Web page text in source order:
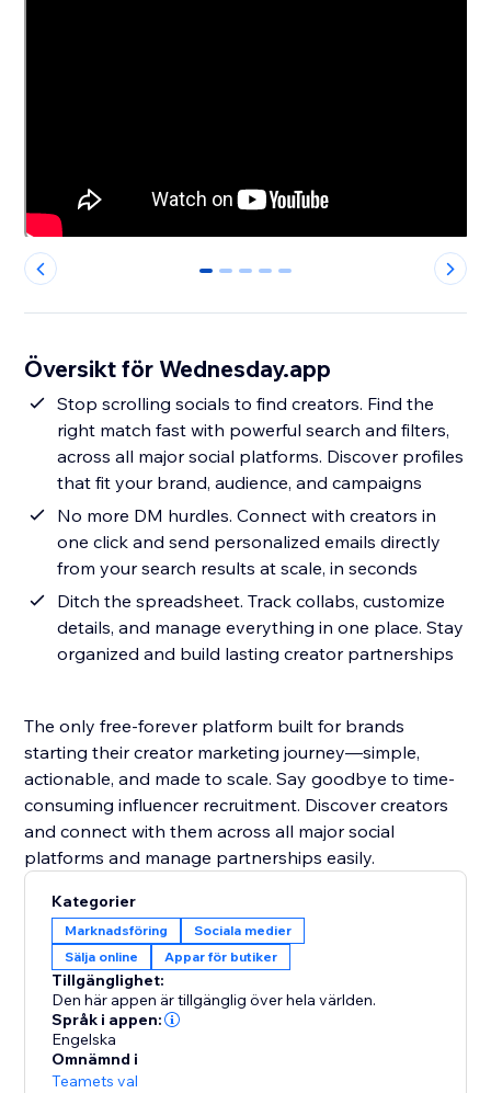
0 1 2 3 4
Översikt för Wednesday.app
Stop scrolling socials to find creators. Find the
right match fast with powerful search and filters,
across all major social platforms. Discover profiles
that fit your brand, audience, and campaigns
No more DM hurdles. Connect with creators in
one click and send personalized emails directly
from your search results at scale, in seconds
Ditch the spreadsheet. Track collabs, customize
details, and manage everything in one place. Stay
organized and build lasting creator partnerships
The only free-forever platform built for brands
starting their creator marketing journey—simple,
actionable, and made to scale. Say goodbye to time-
consuming influencer recruitment. Discover creators
and connect with them across all major social
platforms and manage partnerships easily.
Kategorier
Marknadsföring
Sociala medier
Sälja online
Appar för butiker
Tillgänglighet:
Den här appen är tillgänglig över hela världen.
Språk i appen:
Engelska
Omnämnd i
Teamets val